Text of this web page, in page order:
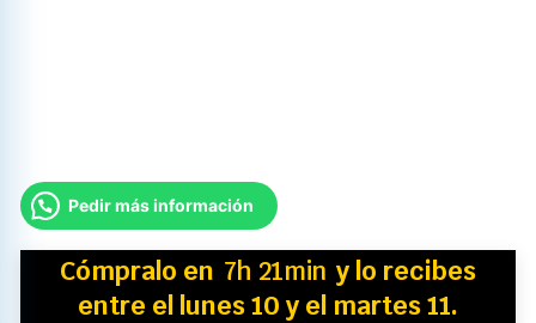
Pedir más información
Cómpralo en 7h 21min y lo recibes
entre el lunes 10 y el martes 11.